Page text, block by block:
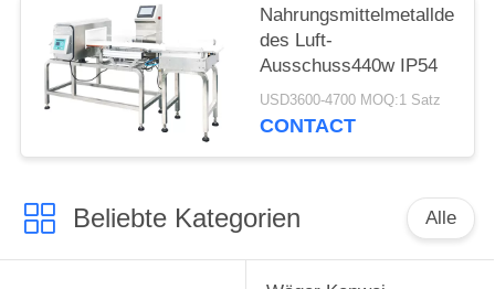
des Luft-
Ausschuss440w IP54
USD3600-4700 MOQ:1 Satz
CONTACT
Beliebte Kategorien Alle